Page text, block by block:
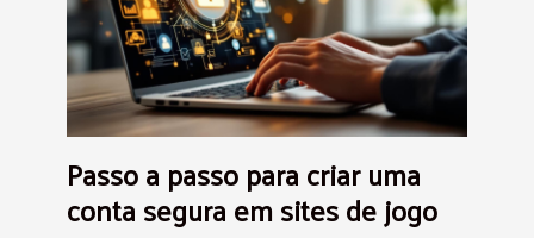
Passo a passo para criar uma
conta segura em sites de jogo